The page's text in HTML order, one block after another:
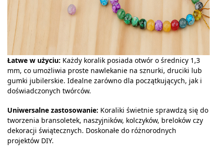
Łatwe w użyciu: Każdy koralik posiada otwór o średnicy 1,3
mm, co umożliwia proste nawlekanie na sznurki, druciki lub
gumki jubilerskie. Idealne zarówno dla początkujących, jak i
doświadczonych twórców.
Uniwersalne zastosowanie: Koraliki świetnie sprawdzą się do
tworzenia bransoletek, naszyjników, kolczyków, breloków czy
dekoracji świątecznych. Doskonałe do różnorodnych
projektów DIY.